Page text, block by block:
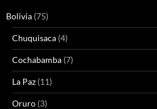
Bolivia (75)
Chuquisaca (4)
Cochabamba (7)
La Paz (11)
Oruro (3)